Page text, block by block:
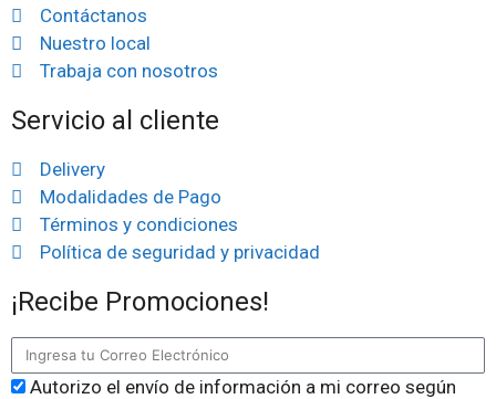
Contáctanos
Nuestro local
Trabaja con nosotros
Servicio al cliente
Delivery
Modalidades de Pago
Términos y condiciones
Política de seguridad y privacidad
¡Recibe Promociones!
Autorizo el envío de información a mi correo según